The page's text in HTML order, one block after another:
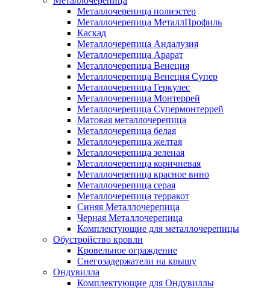
Металлочерепица полиэстер
Металлочерепица МеталлПрофиль
Каскад
Металлочерепица Андалузия
Металлочерепица Арарат
Металлочерепица Венеция
Металлочерепица Венеция Супер
Металлочерепица Геркулес
Металлочерепица Монтеррей
Металлочерепица Супермонтеррей
Матовая металлочерепица
Металлочерепица белая
Металлочерепица желтая
Металлочерепица зеленая
Металлочерепица коричневая
Металлочерепица красное вино
Металлочерепица серая
Металлочерепица терракот
Синяя Металлочерепица
Черная Металлочерепица
Комплектующие для металлочерепицы
Обустройство кровли
Кровельное ограждение
Снегозадержатели на крышу
Ондувилла
Комплектующие для Ондувиллы